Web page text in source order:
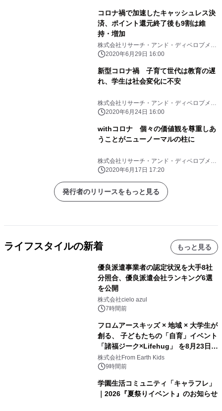
コロナ禍で加速したキャッシュレス決
済、ポイント還元終了後も9割は維
持・増加
株式会社リサーチ・アンド・ディベロプメン
ト 2020年6月29日 16:00
新型コロナ禍 子育て世代は教育の遅
れ、学生は社会変化に不安
株式会社リサーチ・アンド・ディベロプメン
ト 2020年6月24日 16:00
withコロナ 個々の価値観を尊重しあ
うことがニューノーマルの柱に
株式会社リサーチ・アンド・ディベロプメン
ト 2020年6月17日 17:20
発行者のリリースをもっと見る
ライフスタイルの新着 もっと見る
優良派遣事業者の認定状況を大手8社
分照合、優良派遣会社ランキング6選
を公開
株式会社cielo azul
7時間前
フロムアースキッズ × 地域 × 大学生が
創る、 子どもたちの「自育」イベント
「諸福ジーク×Lifehug」 を8月23日
(日)開催
株式会社From Earth Kids
9時間前
学園生活コミュニティ「キャラフレ」
｜2026『夏祭りイベント』のお知らせ